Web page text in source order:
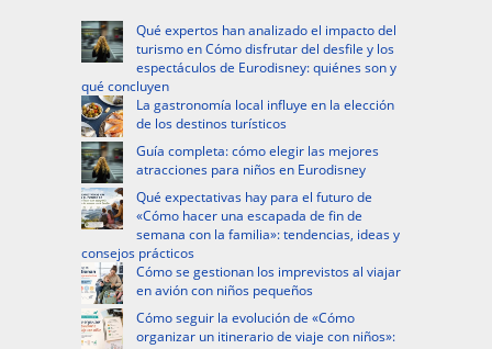
Qué expertos han analizado el impacto del
turismo en Cómo disfrutar del desfile y los
espectáculos de Eurodisney: quiénes son y
qué concluyen
La gastronomía local influye en la elección
de los destinos turísticos
Guía completa: cómo elegir las mejores
atracciones para niños en Eurodisney
Qué expectativas hay para el futuro de
«Cómo hacer una escapada de fin de
semana con la familia»: tendencias, ideas y
consejos prácticos
Cómo se gestionan los imprevistos al viajar
en avión con niños pequeños
Cómo seguir la evolución de «Cómo
organizar un itinerario de viaje con niños»: